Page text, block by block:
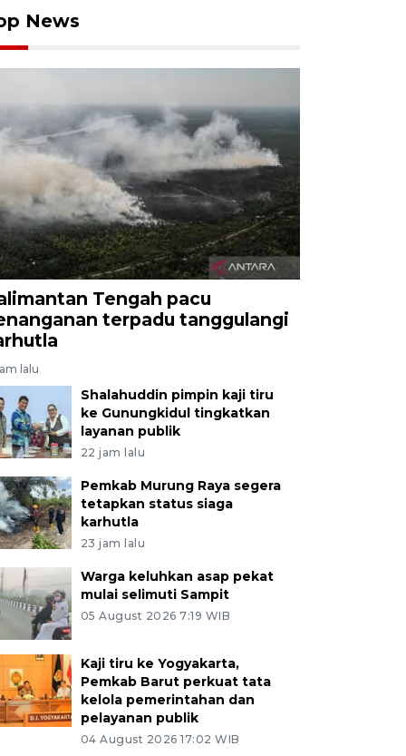
News
Tengah pacu
terpadu tanggulangi
lalu
Shalahuddin pimpin kaji tiru
ke Gunungkidul tingkatkan
layanan publik
22 jam lalu
Pemkab Murung Raya segera
tetapkan status siaga
karhutla
23 jam lalu
Warga keluhkan asap pekat
mulai selimuti Sampit
05 August 2026 7:19 WIB
Kaji tiru ke Yogyakarta,
Pemkab Barut perkuat tata
kelola pemerintahan dan
pelayanan publik
04 August 2026 17:02 WIB